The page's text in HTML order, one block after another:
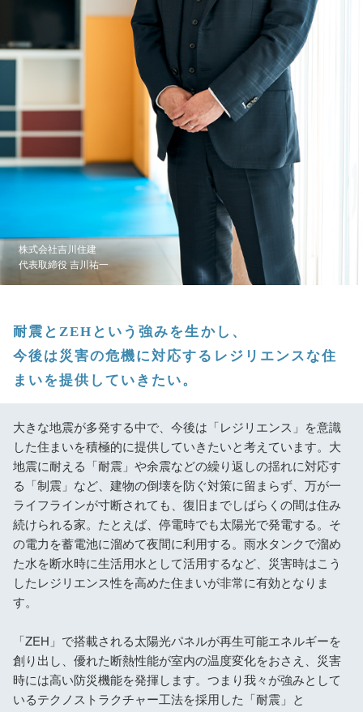
株式会社吉川住建
代表取締役 吉川祐一
耐震とZEHという強みを生かし、
今後は災害の危機に対応するレジリエンスな住
まいを提供していきたい。
大きな地震が多発する中で、今後は「レジリエンス」を意識
した住まいを積極的に提供していきたいと考えています。大
地震に耐える「耐震」や余震などの繰り返しの揺れに対応す
る「制震」など、建物の倒壊を防ぐ対策に留まらず、万が一
ライフラインが寸断されても、復旧までしばらくの間は住み
続けられる家。たとえば、停電時でも太陽光で発電する。そ
の電力を蓄電池に溜めて夜間に利用する。雨水タンクで溜め
た水を断水時に生活用水として活用するなど、災害時はこう
したレジリエンス性を高めた住まいが非常に有効となりま
す。
「ZEH」で搭載される太陽光パネルが再生可能エネルギーを
創り出し、優れた断熱性能が室内の温度変化をおさえ、災害
時には高い防災機能を発揮します。つまり我々が強みとして
いるテクノストラクチャー工法を採用した「耐震」と